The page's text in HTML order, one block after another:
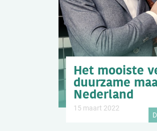
Het mooiste
duurzame
Nederland
15 maart 2022